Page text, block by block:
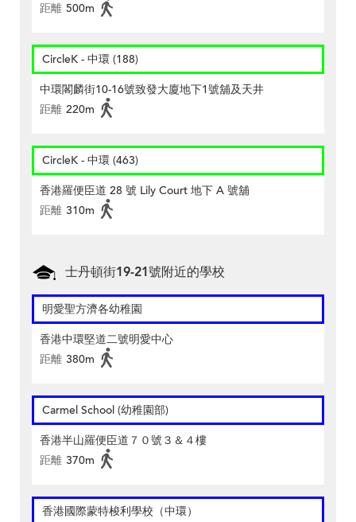
距離 500m
CircleK - 中環 (188)
中環閣麟街10-16號致發大廈地下1號舖及天井
距離 220m
CircleK - 中環 (463)
香港羅便臣道 28 號 Lily Court 地下 A 號舖
距離 310m
士丹頓街19-21號附近的學校
明愛聖方濟各幼稚園
香港中環堅道二號明愛中心
距離 380m
Carmel School (幼稚園部)
香港半山羅便臣道７０號３＆４樓
距離 370m
香港國際蒙特梭利學校（中環）